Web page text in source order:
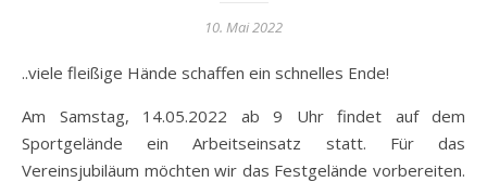
10. Mai 2022
..viele fleißige Hände schaffen ein schnelles Ende!
Am Samstag, 14.05.2022 ab 9 Uhr findet auf dem
Sportgelände ein Arbeitseinsatz statt. Für das
Vereinsjubiläum möchten wir das Festgelände vorbereiten.